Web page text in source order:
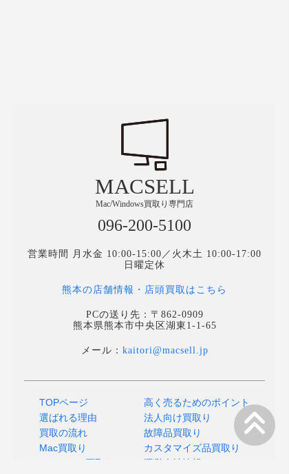
MACSELL
Mac/Windows買取り専門店
096-200-5100
営業時間 月水金 10:00-15:00／火木土 10:00-17:00
日曜定休
熊本の店舗情報・店頭買取はこちら
PCの送り先：〒862-0909
熊本県熊本市中央区湖東1-1-65
メール： kaitori@macsell.jp
TOPページ
選ばれる理由
買取の流れ
Mac買取り
MacBOOK買取り
高く売るためのポイント
法人向け買取り
故障品買取り
カスタマイズ品買取り
運営会社情報